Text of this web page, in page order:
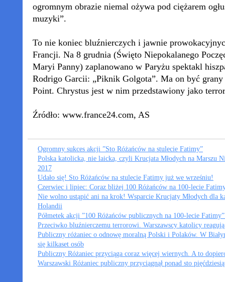
ogromnym obrazie niemal ożywa pod ciężarem
muzyki”.
To nie koniec bluźnierczych i jawnie
Francji. Na 8 grudnia (Święto Niepokalanego
Maryi Panny) zaplanowano w Paryżu spektakl
Rodrigo Garcii: „Piknik Golgota”. Ma on być
Point. Chrystus jest w nim przedstawiony jako
Źródło: www.france24.com, AS
Ogromny sukces akcji ”Sto Różańców na stulecie Fatimy”
Polska katolicka, nie laicka, czyli Krucjata Młodych na Marszu
2017
Udało się! Sto Różańców na stulecie Fatimy już we wrześniu!
Czerwiec i lipiec: Coraz bliżej 100 Różańców na 100-lecie
Nie wolno ustąpić ani na krok! Wsparcie Krucjaty Młodych dla
Holandii
Półmetek akcji ”100 Różańców publicznych na 100-lecie
Przeciwko bluźnierczemu terrorowi. Warszawscy katolicy
Publiczny różaniec o odnowę moralną Polski i Polaków. W
się kilkaset osób
Publiczny Różaniec przyciąga coraz więcej wiernych. A to
Warszawski Różaniec publiczny przyciągnął ponad sto